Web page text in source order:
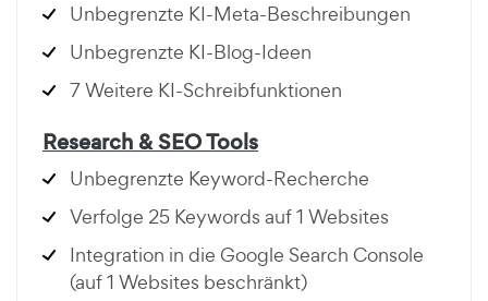
Unbegrenzte KI-Meta-Beschreibungen
Unbegrenzte KI-Blog-Ideen
7 Weitere KI-Schreibfunktionen
Research & SEO Tools
Unbegrenzte Keyword-Recherche
Verfolge 25 Keywords auf 1 Websites
Integration in die Google Search Console
(auf 1 Websites beschränkt)